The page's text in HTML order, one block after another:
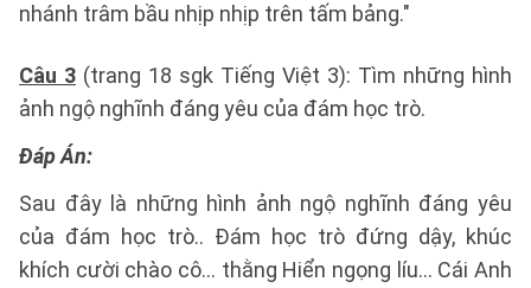
nhánh trâm bầu nhịp nhịp trên tấm bảng."
Câu 3 (trang 18 sgk Tiếng Việt 3): Tìm những hình
ảnh ngộ nghĩnh đáng yêu của đám học trò.
Đáp Án:
Sau đây là những hình ảnh ngộ nghĩnh đáng yêu
của đám học trò.. Đám học trò đứng dậy, khúc
khích cười chào cô... thằng Hiển ngọng líu... Cái Anh